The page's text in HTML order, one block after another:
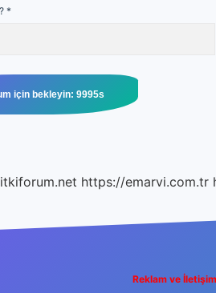
*
https://emarvi.com.tr
Reklam ve